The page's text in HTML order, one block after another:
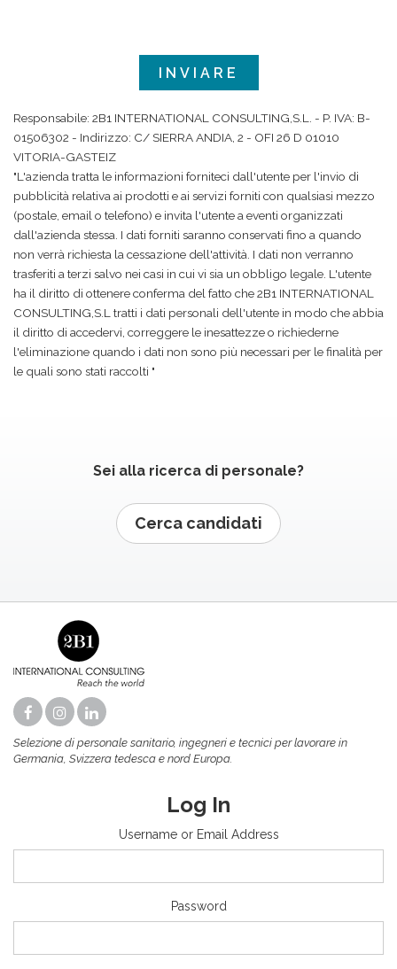
Responsabile: 2B1 INTERNATIONAL CONSULTING,S.L. - P. IVA: B-
01506302 - Indirizzo: C/ SIERRA ANDIA, 2 - OFI 26 D 01010
VITORIA-GASTEIZ
"L'azienda tratta le informazioni forniteci dall'utente per l'invio di
pubblicità relativa ai prodotti e ai servizi forniti con qualsiasi mezzo
(postale, email o telefono) e invita l'utente a eventi organizzati
dall'azienda stessa. I dati forniti saranno conservati fino a quando
non verrà richiesta la cessazione dell'attività. I dati non verranno
trasferiti a terzi salvo nei casi in cui vi sia un obbligo legale. L'utente
ha il diritto di ottenere conferma del fatto che 2B1 INTERNATIONAL
CONSULTING,S.L tratti i dati personali dell'utente in modo che abbia
il diritto di accedervi, correggere le inesattezze o richiederne
l'eliminazione quando i dati non sono più necessari per le finalità per
le quali sono stati raccolti "
Sei alla ricerca di personale?
Cerca candidati
Selezione di personale sanitario, ingegneri e tecnici per lavorare in
Germania, Svizzera tedesca e nord Europa.
Log In
Username or Email Address
Password